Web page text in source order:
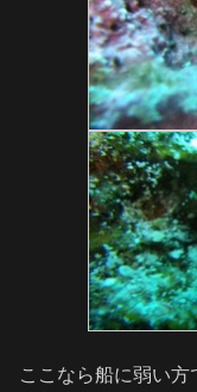
ここなら船に弱い方